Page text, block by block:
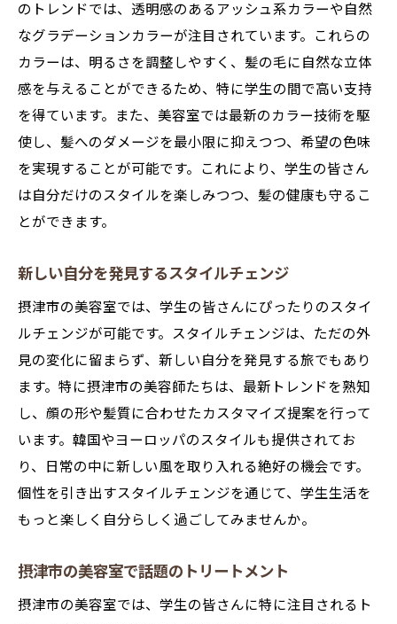
のトレンドでは、透明感のあるアッシュ系カラーや自然
なグラデーションカラーが注目されています。これらの
カラーは、明るさを調整しやすく、髪の毛に自然な立体
感を与えることができるため、特に学生の間で高い支持
を得ています。また、美容室では最新のカラー技術を駆
使し、髪へのダメージを最小限に抑えつつ、希望の色味
を実現することが可能です。これにより、学生の皆さん
は自分だけのスタイルを楽しみつつ、髪の健康も守るこ
とができます。
新しい自分を発見するスタイルチェンジ
摂津市の美容室では、学生の皆さんにぴったりのスタイ
ルチェンジが可能です。スタイルチェンジは、ただの外
見の変化に留まらず、新しい自分を発見する旅でもあり
ます。特に摂津市の美容師たちは、最新トレンドを熟知
し、顔の形や髪質に合わせたカスタマイズ提案を行って
います。韓国やヨーロッパのスタイルも提供されてお
り、日常の中に新しい風を取り入れる絶好の機会です。
個性を引き出すスタイルチェンジを通じて、学生生活を
もっと楽しく自分らしく過ごしてみませんか。
摂津市の美容室で話題のトリートメント
摂津市の美容室では、学生の皆さんに特に注目されるト